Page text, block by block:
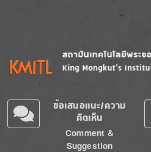
Image
ข้อเสนอแนะ/ความ
คิดเห็น
Comment &
Suggestion